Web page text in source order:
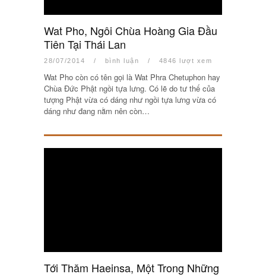
Wat Pho, Ngôi Chùa Hoàng Gia Đầu
Tiên Tại Thái Lan
28/07/2014 / bình luận / 4846 lượt xem
Wat Pho còn có tên gọi là Wat Phra Chetuphon hay
Chùa Đức Phật ngồi tựa lưng. Có lẽ do tư thế của
tượng Phật vừa có dáng như ngồi tựa lưng vừa có
dáng như đang nằm nên còn…
Tới Thăm Haeinsa, Một Trong Những